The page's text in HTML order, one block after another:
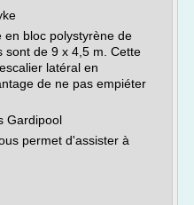
en bloc polystyrène de
sont de 9 x 4,5 m. Cette
latéral en
de ne pas empiéter
Gardipool
permet d'assister à